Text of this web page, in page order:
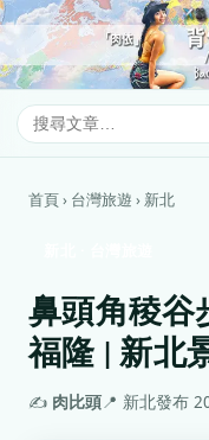
首頁 › 台灣旅遊 › 新北
鼻頭角稜谷
福隆 | 新北
✍️ 肉比頭📍 新北發布